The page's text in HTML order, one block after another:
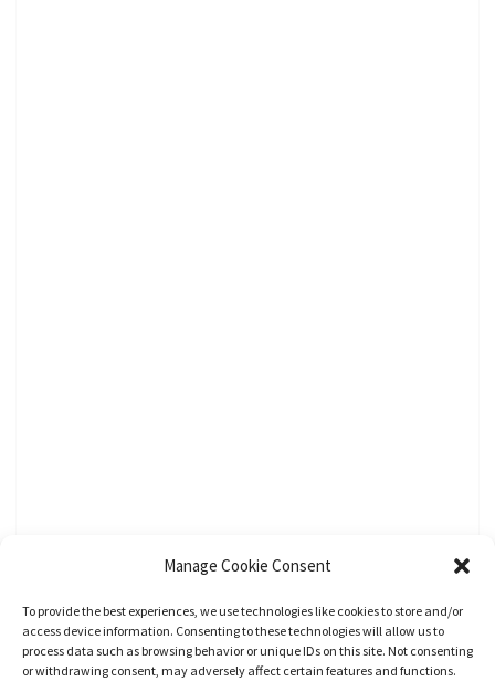
Manage Cookie Consent
To provide the best experiences, we use technologies like cookies to store and/or
access device information. Consenting to these technologies will allow us to
process data such as browsing behavior or unique IDs on this site. Not consenting
or withdrawing consent, may adversely affect certain features and functions.